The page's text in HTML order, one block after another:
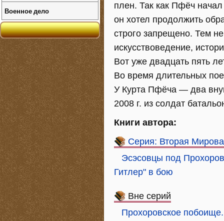
плен. Так как Пфёч
он хотел продолжить
строго запрещено. Тем
искусствоведение,
Вот уже двадцать пять
Во время длительных
У Курта Пфёча — два
2008 г. из солдат
Книги автора:
Серия: Вторая
Эсэсовцы под
Гитлер" в бою
Вне серий
Прохоровское
Военное дело